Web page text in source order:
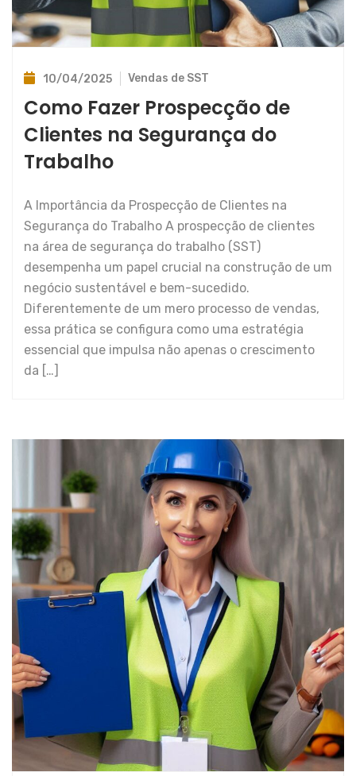
10/04/2025 Vendas de SST
Como Fazer Prospecção de
Clientes na Segurança do
Trabalho
A Importância da Prospecção de Clientes na
Segurança do Trabalho A prospecção de clientes
na área de segurança do trabalho (SST)
desempenha um papel crucial na construção de um
negócio sustentável e bem-sucedido.
Diferentemente de um mero processo de vendas,
essa prática se configura como uma estratégia
essencial que impulsa não apenas o crescimento
da […]